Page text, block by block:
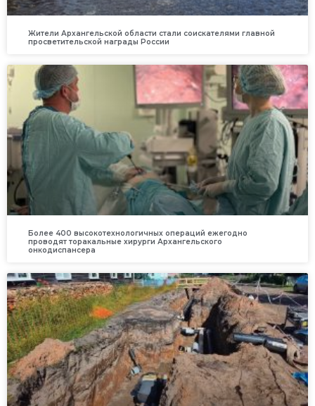
Жители Архангельской области стали соискателями главной
просветительской награды России
Более 400 высокотехнологичных операций ежегодно
проводят торакальные хирурги Архангельского
онкодиспансера